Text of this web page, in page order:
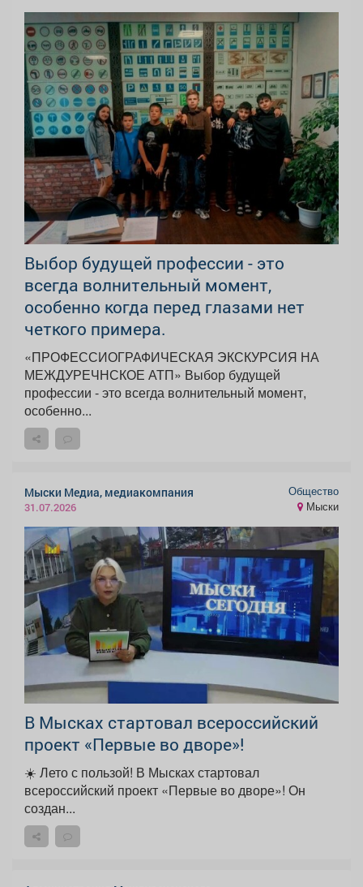
Выбор будущей профессии - это
всегда волнительный момент,
особенно когда перед глазами нет
четкого примера.
«ПРОФЕССИОГРАФИЧЕСКАЯ ЭКСКУРСИЯ НА
МЕЖДУРЕЧНСКОЕ АТП» Выбор будущей
профессии - это всегда волнительный момент,
особенно...
Мыски Медиа, медиакомпания
31.07.2026
Общество
Мыски
В Мысках стартовал всероссийский
проект «Первые во дворе»!
☀️ Лето с пользой! В Мысках стартовал
всероссийский проект «Первые во дворе»! Он
создан...